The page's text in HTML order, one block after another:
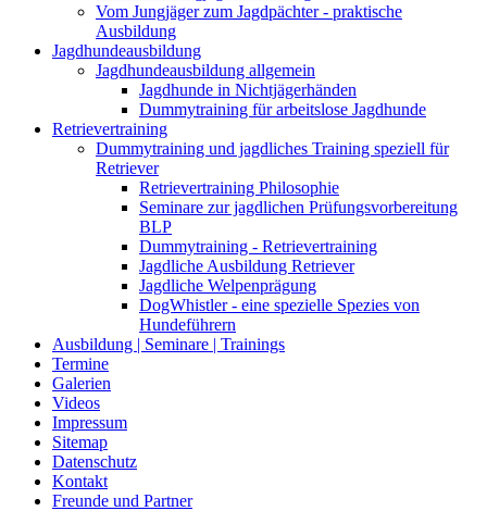
Vom Jungjäger zum Jagdpächter - praktische
Ausbildung
Jagdhundeausbildung
Jagdhundeausbildung allgemein
Jagdhunde in Nichtjägerhänden
Dummytraining für arbeitslose Jagdhunde
Retrievertraining
Dummytraining und jagdliches Training speziell für
Retriever
Retrievertraining Philosophie
Seminare zur jagdlichen Prüfungsvorbereitung
BLP
Dummytraining - Retrievertraining
Jagdliche Ausbildung Retriever
Jagdliche Welpenprägung
DogWhistler - eine spezielle Spezies von
Hundeführern
Ausbildung | Seminare | Trainings
Termine
Galerien
Videos
Impressum
Sitemap
Datenschutz
Kontakt
Freunde und Partner